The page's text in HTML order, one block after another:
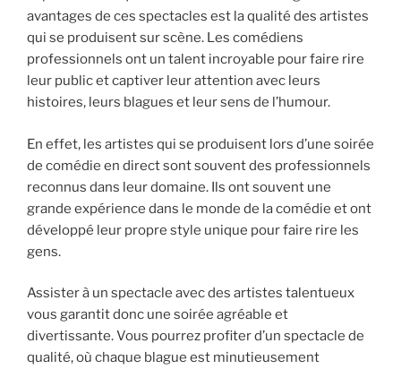
avantages de ces spectacles est la qualité des artistes
qui se produisent sur scène. Les comédiens
professionnels ont un talent incroyable pour faire rire
leur public et captiver leur attention avec leurs
histoires, leurs blagues et leur sens de l’humour.
En effet, les artistes qui se produisent lors d’une soirée
de comédie en direct sont souvent des professionnels
reconnus dans leur domaine. Ils ont souvent une
grande expérience dans le monde de la comédie et ont
développé leur propre style unique pour faire rire les
gens.
Assister à un spectacle avec des artistes talentueux
vous garantit donc une soirée agréable et
divertissante. Vous pourrez profiter d’un spectacle de
qualité, où chaque blague est minutieusement